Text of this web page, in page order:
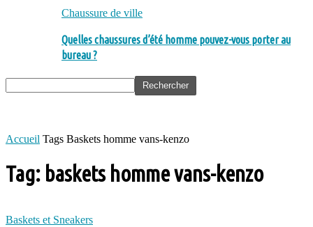
Chaussure de ville
Quelles chaussures d’été homme pouvez-vous porter au
bureau ?
Accueil Tags Baskets homme vans-kenzo
Tag: baskets homme vans-kenzo
Baskets et Sneakers